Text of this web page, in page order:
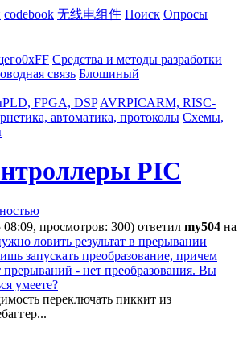
codebook 无线电组件 Поиск Опросы
0xFF Средства и методы разработки
связь Блошиный
PLD, FPGA, DSP AVRPICARM, RISC-
автоматика, протоколы Схемы,
PIC
08:09, просмотров: 300) ответил my504 на
ловить результат в прерывании
запускать преобразование, причем
- нет преобразования. Вы
умеете?
переключать пиккит из